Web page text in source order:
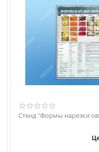
Стенд "Формы нарезки